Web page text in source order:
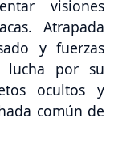
visiones
Atrapada
y fuerzas
lucha por su
ocultos y
común de